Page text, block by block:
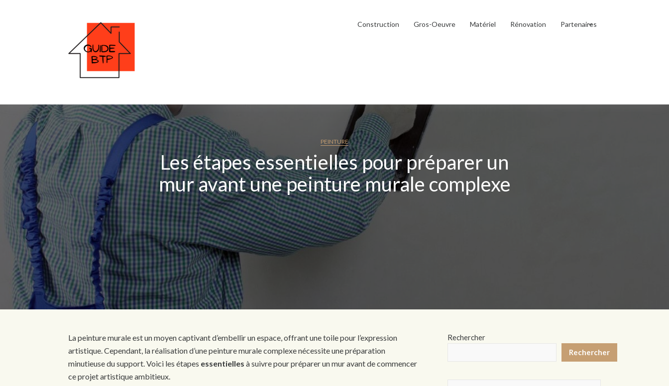
Construction Gros-Oeuvre Matériel Rénovation Partenaires
PEINTURE
Les étapes essentielles pour préparer un
mur avant une peinture murale complexe
La peinture murale est un moyen captivant d’embellir un espace, offrant une toile pour l’expression
artistique. Cependant, la réalisation d’une peinture murale complexe nécessite une préparation
minutieuse du support. Voici les étapes essentielles à suivre pour préparer un mur avant de commencer
ce projet artistique ambitieux.
Rechercher
Rechercher